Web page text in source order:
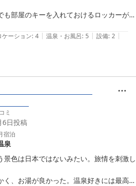
部屋のキーを入れておけるロッカーがあ
ケーション: 4 | 温泉・お風呂: 5 | 設備: 2 |
ミ
6日投稿
宿泊
泉
色は日本ではないみたい。旅情を刺激し
、お湯が良かった。温泉好きには最高で